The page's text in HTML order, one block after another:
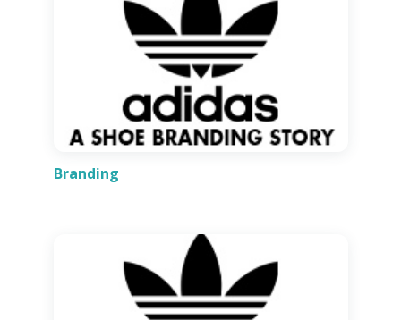
Branding